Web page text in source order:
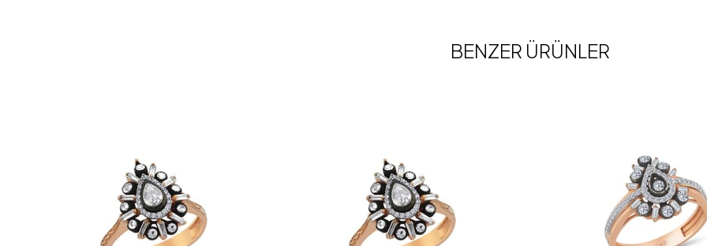
BENZER ÜRÜNLER